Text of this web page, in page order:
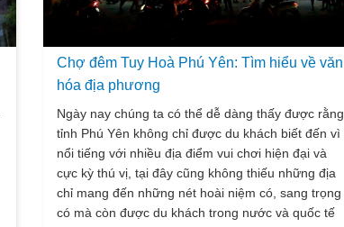
Chợ đêm Tuy Hoà Phú Yên: Tìm hiểu về văn
hóa địa phương
Ngày nay chúng ta có thể dễ dàng thấy được rằng
tỉnh Phú Yên không chỉ được du khách biết đến vì
nổi tiếng với nhiều địa điểm vui chơi hiện đại và
cực kỳ thú vị, tại đây cũng không thiếu những địa
chỉ mang đến những nét hoài niệm có, sang trọng
có mà còn được du khách trong nước và quốc tế